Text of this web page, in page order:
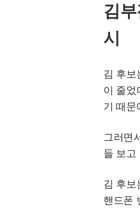
김
시
김 후보
이 줄었
기 때문
그러면
들 보고
김 후
핸드폰